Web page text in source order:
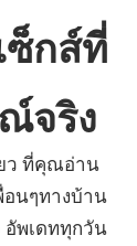
ซ็กส์ที่
จริง
ยว ที่คุณอ่าน
อนๆทางบ้าน
อัพเดททุกวัน